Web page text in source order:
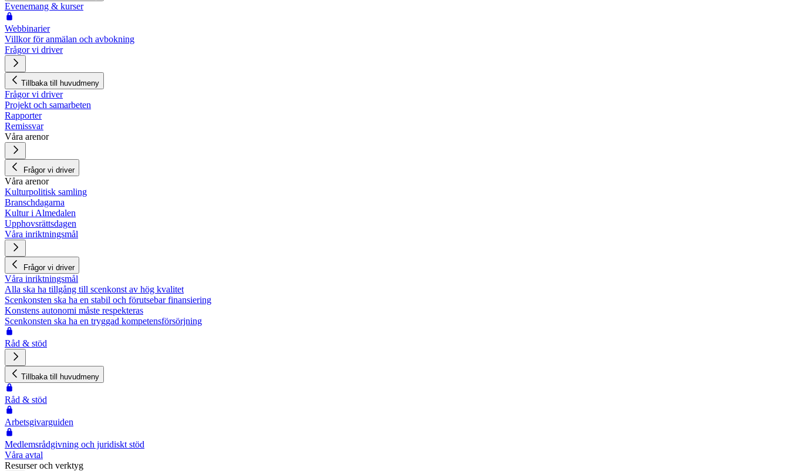
Evenemang & kurser
Webbinarier
Villkor för anmälan och avbokning
Frågor vi driver
Tillbaka till huvudmeny
Frågor vi driver
Projekt och samarbeten
Rapporter
Remissvar
Våra arenor
Frågor vi driver
Våra arenor
Kulturpolitisk samling
Branschdagarna
Kultur i Almedalen
Upphovsrättsdagen
Våra inriktningsmål
Frågor vi driver
Våra inriktningsmål
Alla ska ha tillgång till scenkonst av hög kvalitet
Scenkonsten ska ha en stabil och förutsebar finansiering
Konstens autonomi måste respekteras
Scenkonsten ska ha en tryggad kompetensförsörjning
Råd & stöd
Tillbaka till huvudmeny
Råd & stöd
Arbetsgivarguiden
Medlemsrådgivning och juridiskt stöd
Våra avtal
Resurser och verktyg